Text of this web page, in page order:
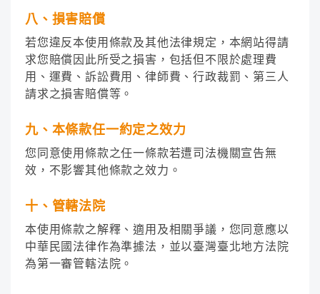
八、損害賠償
若您違反本使用條款及其他法律規定，本網站得請
求您賠償因此所受之損害，包括但不限於處理費
用、運費、訴訟費用、律師費、行政裁罰、第三人
請求之損害賠償等。
九、本條款任一約定之效力
您同意使用條款之任一條款若遭司法機關宣告無
效，不影響其他條款之效力。
十、管轄法院
本使用條款之解釋、適用及相關爭議，您同意應以
中華民國法律作為準據法，並以臺灣臺北地方法院
為第一審管轄法院。